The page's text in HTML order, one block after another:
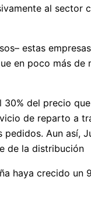
al sector
estas
en poco más de
del precio
de reparto a
Aun así,
de la distribución
haya crecido un